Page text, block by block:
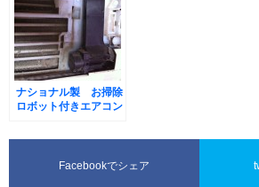
ナショナル製 お掃除
ロボット付きエアコン
Facebookでシェア